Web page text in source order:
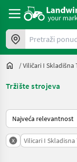
Pretraži ponude
/Viličari I Skladišna
Tržište strojeva
Tako se sortira na
x Vilicari I Skladisna